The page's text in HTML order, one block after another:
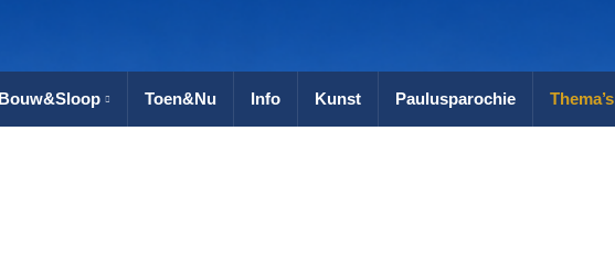
Bouw&Sloop Toen&Nu Info Kunst Paulusparochie Thema’s